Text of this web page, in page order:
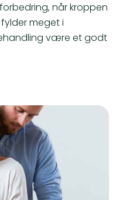
når kroppen
meget i
være et godt